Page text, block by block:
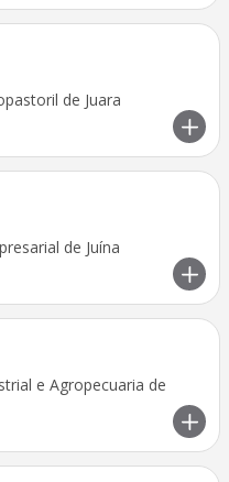
de Juara
de Juína
e Agropecuaria de